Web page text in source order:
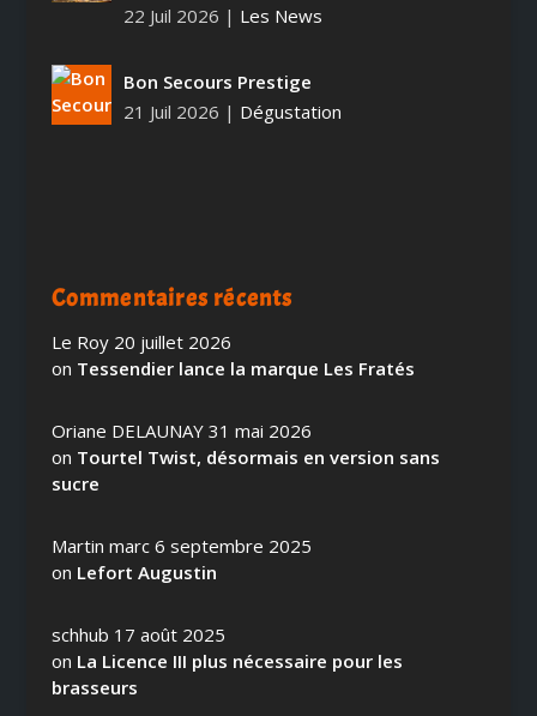
22 Juil 2026 | Les News
Bon Secours Prestige
21 Juil 2026 | Dégustation
Commentaires récents
Le Roy 20 juillet 2026
on Tessendier lance la marque Les Fratés
Oriane DELAUNAY 31 mai 2026
on Tourtel Twist, désormais en version sans
sucre
Martin marc 6 septembre 2025
on Lefort Augustin
schhub 17 août 2025
on La Licence III plus nécessaire pour les
brasseurs